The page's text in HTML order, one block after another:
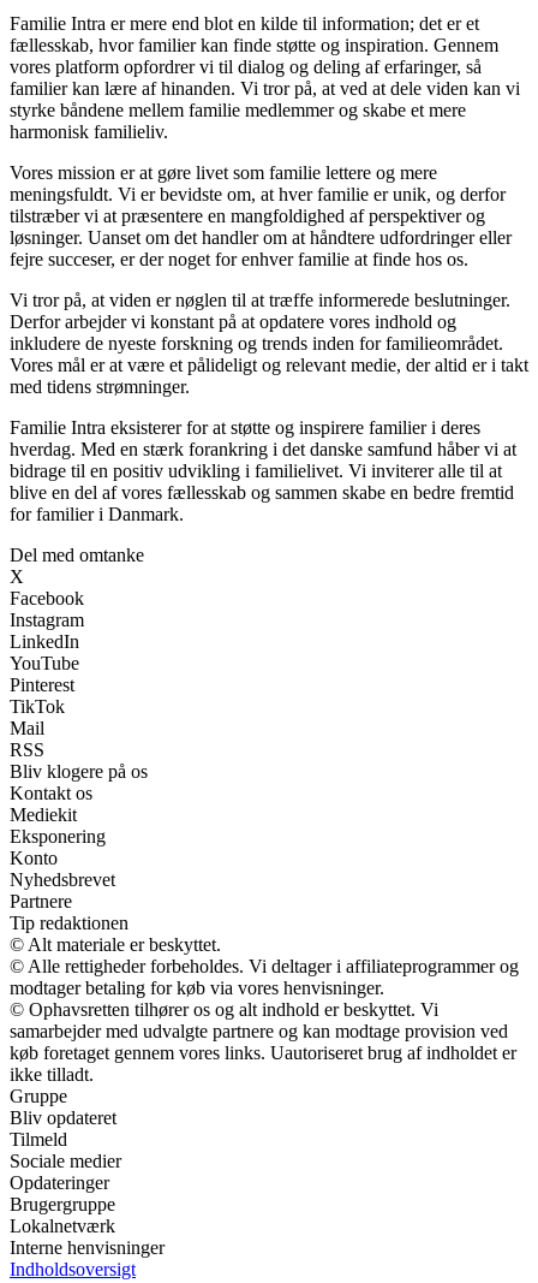
Familie Intra er mere end blot en kilde til information; det er et
fællesskab, hvor familier kan finde støtte og inspiration. Gennem
vores platform opfordrer vi til dialog og deling af erfaringer, så
familier kan lære af hinanden. Vi tror på, at ved at dele viden kan vi
styrke båndene mellem familie medlemmer og skabe et mere
harmonisk familieliv.
Vores mission er at gøre livet som familie lettere og mere
meningsfuldt. Vi er bevidste om, at hver familie er unik, og derfor
tilstræber vi at præsentere en mangfoldighed af perspektiver og
løsninger. Uanset om det handler om at håndtere udfordringer eller
fejre succeser, er der noget for enhver familie at finde hos os.
Vi tror på, at viden er nøglen til at træffe informerede beslutninger.
Derfor arbejder vi konstant på at opdatere vores indhold og
inkludere de nyeste forskning og trends inden for familieområdet.
Vores mål er at være et pålideligt og relevant medie, der altid er i takt
med tidens strømninger.
Familie Intra eksisterer for at støtte og inspirere familier i deres
hverdag. Med en stærk forankring i det danske samfund håber vi at
bidrage til en positiv udvikling i familielivet. Vi inviterer alle til at
blive en del af vores fællesskab og sammen skabe en bedre fremtid
for familier i Danmark.
Del med omtanke
X
Facebook
Instagram
LinkedIn
YouTube
Pinterest
TikTok
Mail
RSS
Bliv klogere på os
Kontakt os
Mediekit
Eksponering
Konto
Nyhedsbrevet
Partnere
Tip redaktionen
© Alt materiale er beskyttet.
© Alle rettigheder forbeholdes. Vi deltager i affiliateprogrammer og
modtager betaling for køb via vores henvisninger.
© Ophavsretten tilhører os og alt indhold er beskyttet. Vi
samarbejder med udvalgte partnere og kan modtage provision ved
køb foretaget gennem vores links. Uautoriseret brug af indholdet er
ikke tilladt.
Gruppe
Bliv opdateret
Tilmeld
Sociale medier
Opdateringer
Brugergruppe
Lokalnetværk
Interne henvisninger
Indholdsoversigt